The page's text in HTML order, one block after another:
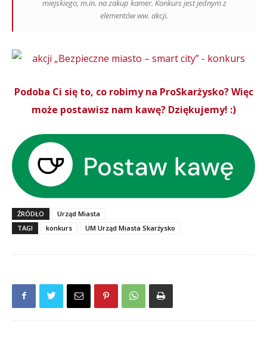
miejskiego, m.in. na zakup kamer. Konkurs jest jednym z
elementów ww. akcji.
Podoba Ci się to, co robimy na ProSkarżysko? Więc
może postawisz nam kawę? Dziękujemy! :)
ŹRÓDŁO
Urząd Miasta
TAGI
konkurs UM Urząd Miasta Skarżysko